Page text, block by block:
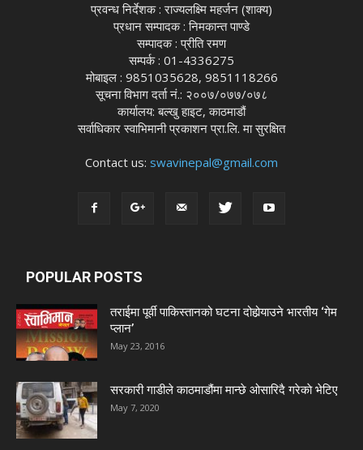
प्रवन्ध निर्देशक : राज्यलक्ष्मि महर्जन (शाक्य)
प्रधान सम्पादक : निमकान्त पाण्डे
सम्पादक : प्रीति रमण
सम्पर्क : 01-4336275
मोबाइल : 9851035628, 9851118266
सूचना विभाग दर्ता नं.: २००७/०७७/०७८
कार्यालय: बल्खु हाइट, काठमाडौं
सर्वाधिकार स्वाभिमानी प्रकाशन प्रा.लि. मा सुरक्षित
Contact us: swavinepal@gmail.com
POPULAR POSTS
तराईमा पूर्वी पाकिस्तानको घटना दोहोर्‍याउने भारतीय ‘गेम
प्लान’
May 23, 2016
सरकारी गाडीले काठमाडौंमा मान्छे ओसारिदै गरेकाे भेटिए
May 7, 2020